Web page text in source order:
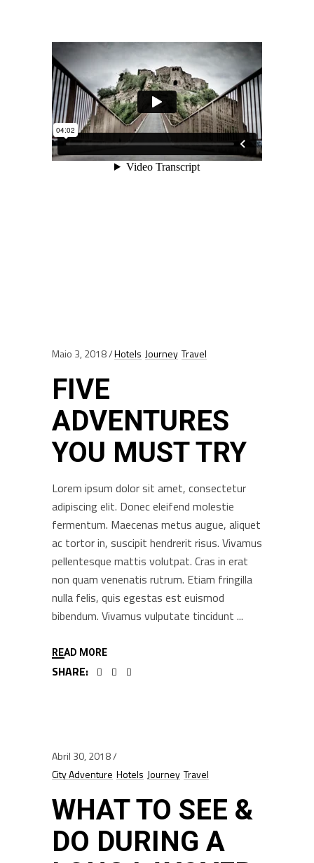
Maio 3, 2018 Hotels Journey Travel
FIVE
ADVENTURES
YOU MUST TRY
Lorem ipsum dolor sit amet, consectetur
adipiscing elit. Donec eleifend molestie
fermentum. Maecenas metus augue, aliquet
ac tortor in, suscipit hendrerit risus. Vivamus
pellentesque mattis volutpat. Cras in erat
non quam venenatis rutrum. Etiam fringilla
nulla felis, quis egestas est euismod
bibendum. Vivamus vulputate tincidunt
READ MORE
SHARE:
Abril 30, 2018
City Adventure Hotels Journey Travel
WHAT TO SEE &
DO DURING A